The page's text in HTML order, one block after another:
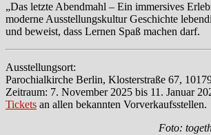
„Das letzte Abendmahl – Ein immersives
moderne Ausstellungskultur Geschichte
und beweist, dass Lernen Spaß machen darf.
Ausstellungsort:
Parochialkirche Berlin, Klosterstraße 67,
Zeitraum: 7. November 2025 bis 11. Januar
Tickets an allen bekannten Vorverkaufsstellen.
Foto: